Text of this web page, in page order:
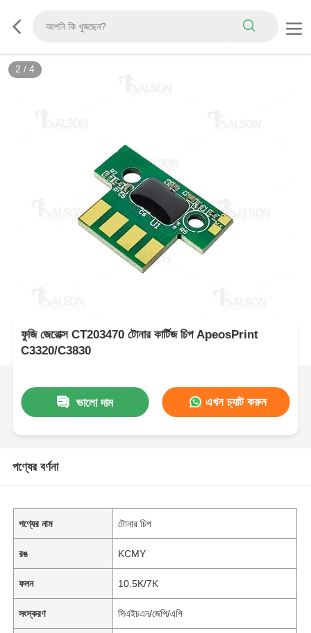
2 / 4
ফুজি জেরোক্স CT203470 টোনার কার্টিজ চিপ ApeosPrint
C3320/C3830
ভালো দাম এখন চ্যাট করুন
পণ্যের বর্ণনা
পণ্যের নাম টোনার চিপ
রঙ KCMY
ফলন 10.5K/7K
সংস্করণ সিএইচএন/জেপি/এপি